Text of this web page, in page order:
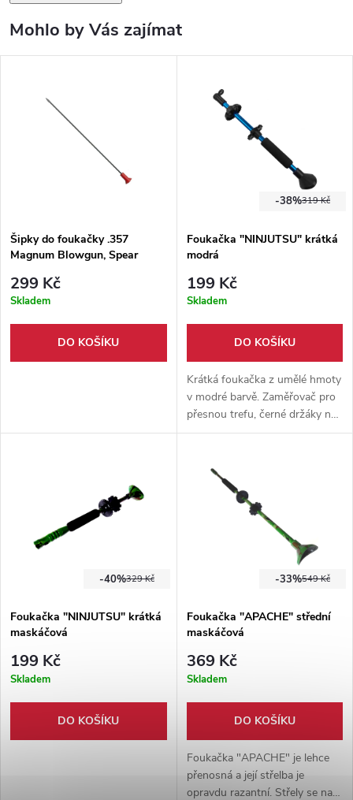
Mohlo by Vás zajímat
Šipky do foukačky .357
Magnum Blowgun, Spear
299 Kč
Skladem
DO KOŠÍKU
319 Kč
-38%
Foukačka "NINJUTSU" krátká
modrá
199 Kč
Skladem
DO KOŠÍKU
Krátká foukačka z umělé hmoty
v modré barvě. Zaměřovač pro
přesnou trefu, černé držáky na
šipky. 10 nábojů součástí
329 Kč
-40%
Foukačka "NINJUTSU" krátká
maskáčová
199 Kč
Skladem
DO KOŠÍKU
549 Kč
-33%
Foukačka "APACHE" střední
maskáčová
369 Kč
Skladem
DO KOŠÍKU
Foukačka "APACHE" je lehce
přenosná a její střelba je
opravdu razantní. Střely se na